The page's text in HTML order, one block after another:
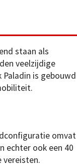
staan als
veelzijdige
is gebouwd
omvat
echter ook een 40
vereisten.